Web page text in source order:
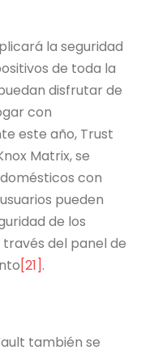
la seguridad
de toda la
disfrutar de
con
este año, Trust
Matrix, se
con
pueden
de los
del panel de
[21].
también se